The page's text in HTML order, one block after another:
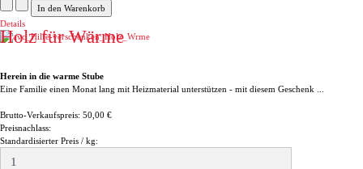
Details
Holz für Wärme
Herein in die warme Stube
Eine Familie einen Monat lang mit Heizmaterial unterstützen - mit diesem Geschenk ...
Brutto-Verkaufspreis: 50,00 €
Preisnachlass:
Standardisierter Preis / kg: